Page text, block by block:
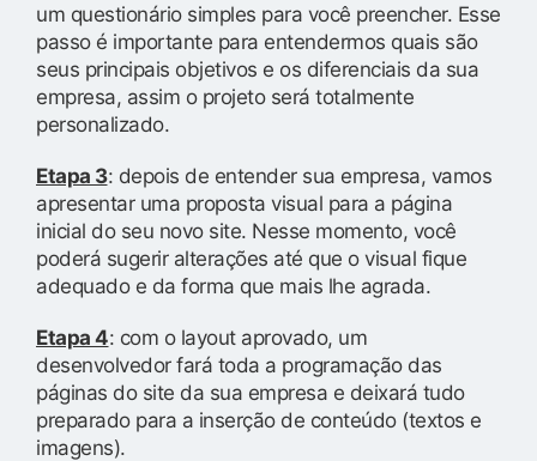
um questionário simples para você preencher. Esse
passo é importante para entendermos quais são
seus principais objetivos e os diferenciais da sua
empresa, assim o projeto será totalmente
personalizado.
Etapa 3: depois de entender sua empresa, vamos
apresentar uma proposta visual para a página
inicial do seu novo site. Nesse momento, você
poderá sugerir alterações até que o visual fique
adequado e da forma que mais lhe agrada.
Etapa 4: com o layout aprovado, um
desenvolvedor fará toda a programação das
páginas do site da sua empresa e deixará tudo
preparado para a inserção de conteúdo (textos e
imagens).